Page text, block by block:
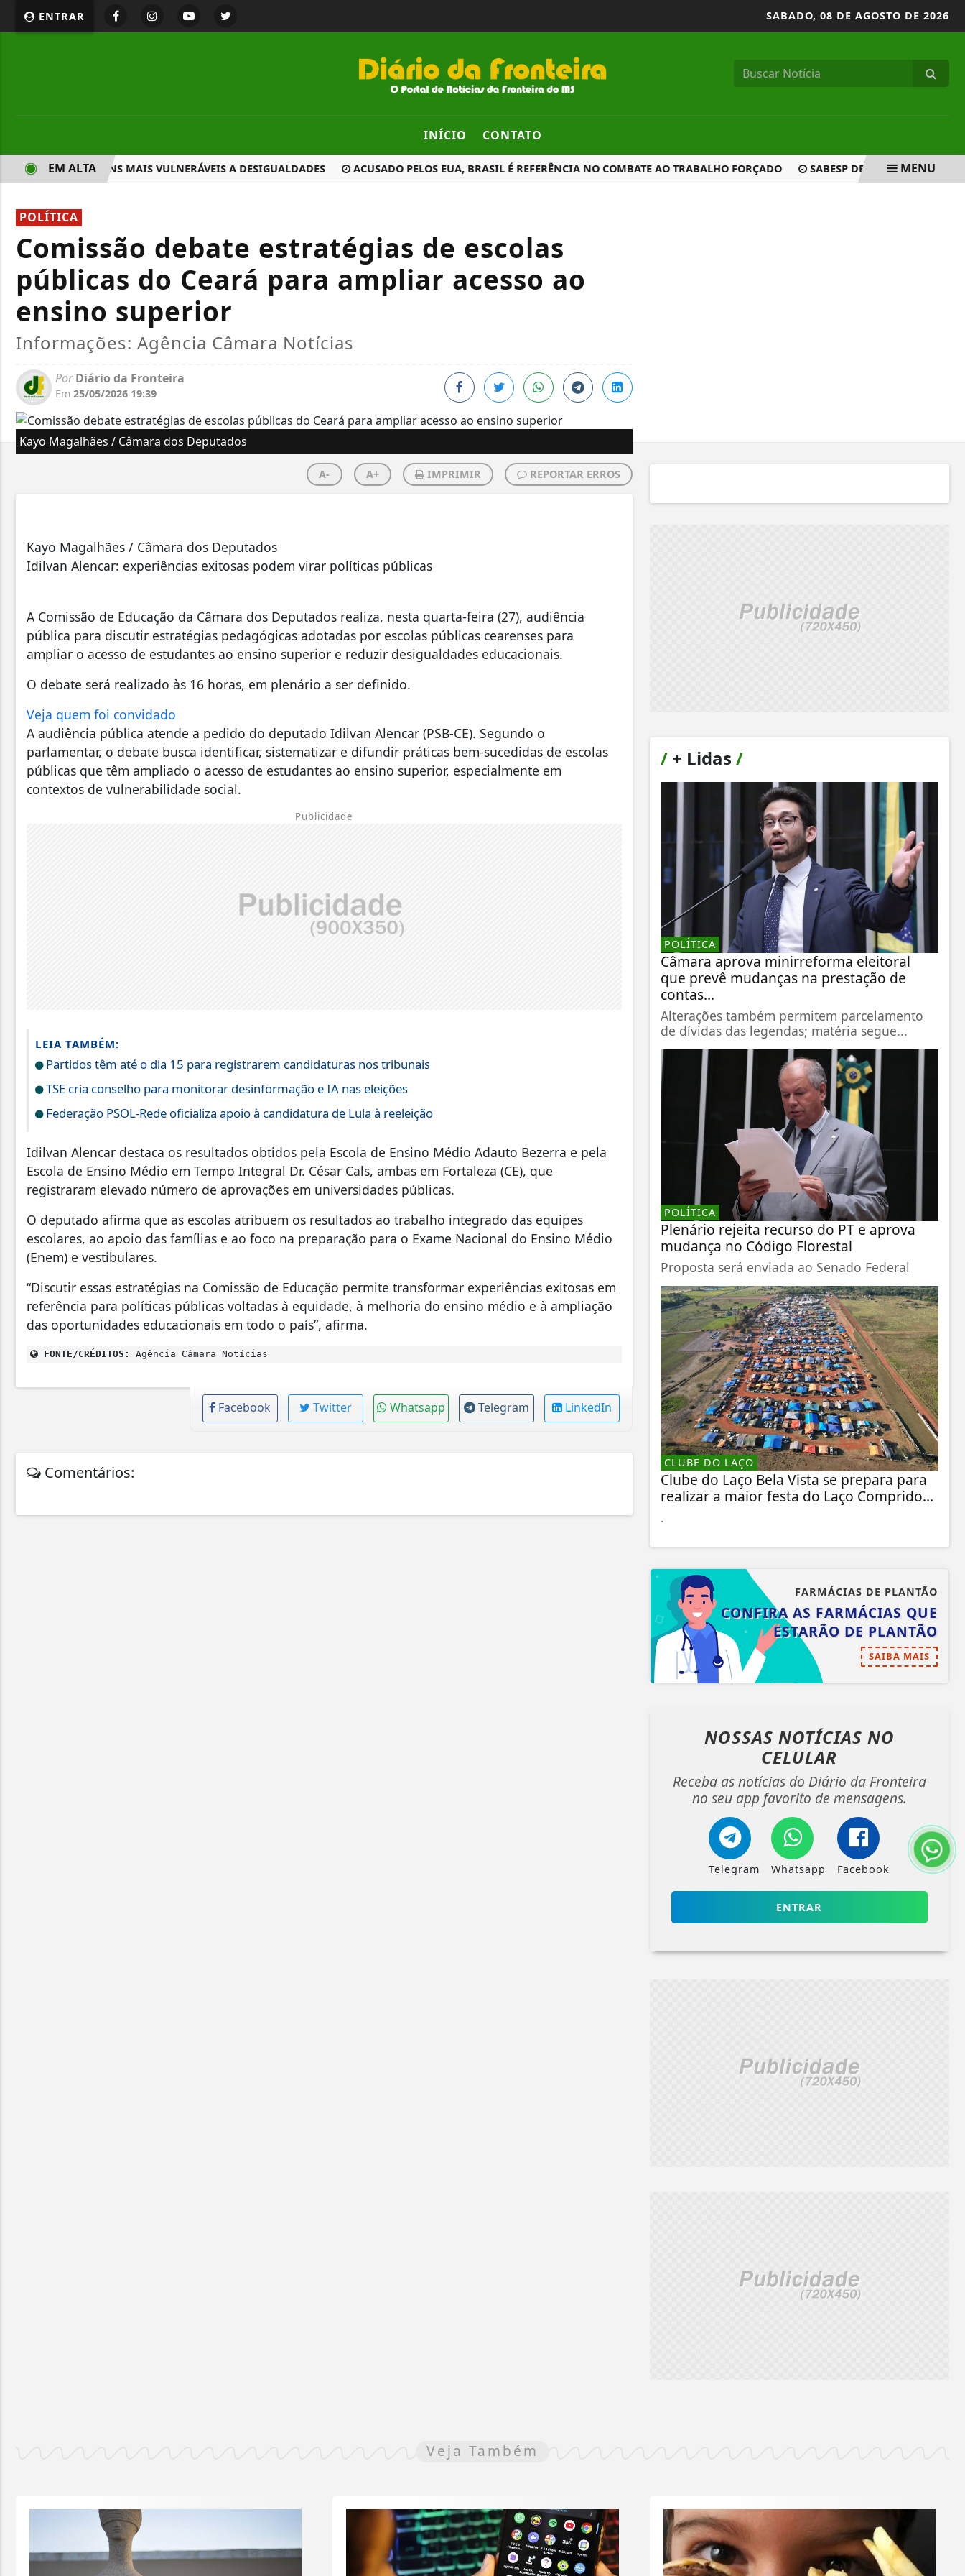
ENTRAR SABADO, 08 DE AGOSTO DE 2026
INÍCIO CONTATO
PERFIS DE JOVENS MAIS VULNERÁVEIS A DESIGUALDADES ACUSADO PELOS EUA, BRASIL É REFERÊNCIA NO COMBATE AO TRABALHO FORÇADO SABESP DEMITE FUNCIONÁRIOS
EM ALTA MENU
POLÍTICA
Comissão debate estratégias de escolas
públicas do Ceará para ampliar acesso ao
ensino superior
Informações: Agência Câmara Notícias
PorDiário da Fronteira
Em 25/05/2026 19:39
Kayo Magalhães / Câmara dos Deputados
A- A+ IMPRIMIR REPORTAR ERROS
Kayo Magalhães / Câmara dos Deputados
Idilvan Alencar: experiências exitosas podem virar políticas públicas
A Comissão de Educação da Câmara dos Deputados realiza, nesta quarta-feira (27), audiência
pública para discutir estratégias pedagógicas adotadas por escolas públicas cearenses para
ampliar o acesso de estudantes ao ensino superior e reduzir desigualdades educacionais.
O debate será realizado às 16 horas, em plenário a ser definido.
Veja quem foi convidado
A audiência pública atende a pedido do deputado Idilvan Alencar (PSB-CE). Segundo o
parlamentar, o debate busca identificar, sistematizar e difundir práticas bem-sucedidas de escolas
públicas que têm ampliado o acesso de estudantes ao ensino superior, especialmente em
contextos de vulnerabilidade social.
Publicidade
LEIA TAMBÉM:
Partidos têm até o dia 15 para registrarem candidaturas nos tribunais
TSE cria conselho para monitorar desinformação e IA nas eleições
Federação PSOL-Rede oficializa apoio à candidatura de Lula à reeleição
Idilvan Alencar destaca os resultados obtidos pela Escola de Ensino Médio Adauto Bezerra e pela
Escola de Ensino Médio em Tempo Integral Dr. César Cals, ambas em Fortaleza (CE), que
registraram elevado número de aprovações em universidades públicas.
O deputado afirma que as escolas atribuem os resultados ao trabalho integrado das equipes
escolares, ao apoio das famílias e ao foco na preparação para o Exame Nacional do Ensino Médio
(Enem) e vestibulares.
“Discutir essas estratégias na Comissão de Educação permite transformar experiências exitosas em
referência para políticas públicas voltadas à equidade, à melhoria do ensino médio e à ampliação
das oportunidades educacionais em todo o país”, afirma.
FONTE/CRÉDITOS: Agência Câmara Notícias
Facebook Twitter Whatsapp Telegram LinkedIn
Comentários:
/+ Lidas /
POLÍTICA
Câmara aprova minirreforma eleitoral
que prevê mudanças na prestação de
contas...
Alterações também permitem parcelamento
de dívidas das legendas; matéria segue...
POLÍTICA
Plenário rejeita recurso do PT e aprova
mudança no Código Florestal
Proposta será enviada ao Senado Federal
CLUBE DO LAÇO
Clube do Laço Bela Vista se prepara para
realizar a maior festa do Laço Comprido...
.
FARMÁCIAS DE PLANTÃO
CONFIRA AS FARMÁCIAS QUE
ESTARÃO DE PLANTÃO
SAIBA MAIS
NOSSAS NOTÍCIAS NO
CELULAR
Receba as notícias do Diário da Fronteira
no seu app favorito de mensagens.
Telegram Whatsapp Facebook
ENTRAR
Veja Também